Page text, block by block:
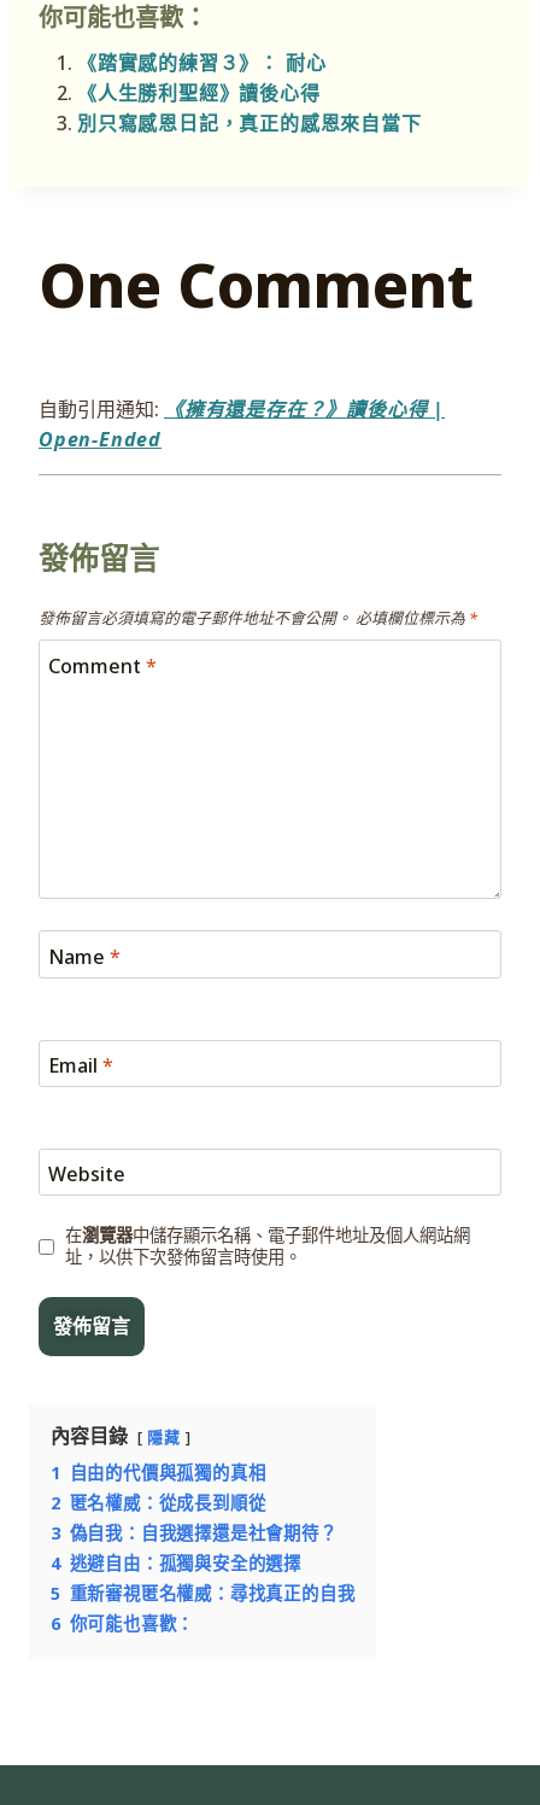
你可能也喜歡：
《踏實感的練習３》： 耐心
《人生勝利聖經》讀後心得
別只寫感恩日記，真正的感恩來自當下
One Comment
自動引用通知:
《擁有還是存在？》讀後心得 |
Open-Ended
發佈留言
發佈留言必須填寫的電子郵件地址不會公開。 必填欄位標示為 *
Comment *
Name *
Email *
Website
在瀏覽器中儲存顯示名稱、電子郵件地址及個人網站網
址，以供下次發佈留言時使用。
內容目錄 隱藏
1 自由的代價與孤獨的真相
2 匿名權威：從成長到順從
3 偽自我：自我選擇還是社會期待？
4 逃避自由：孤獨與安全的選擇
5 重新審視匿名權威：尋找真正的自我
6 你可能也喜歡：